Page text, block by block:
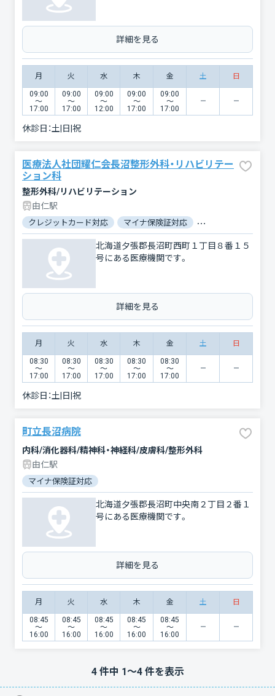
詳細を見る
月 火 水 木 金 土 日
09:00
〜
17:00
09:00
〜
17:00
09:00
〜
12:00
09:00
〜
17:00
09:00
〜
17:00
休診日：土|日|祝
医療法人社団耀仁会長沼整形外科・リハビリテー
ション科
整形外科/リハビリテーション
由仁駅
クレジットカード対応 マイナ保険証対応 駐車場あり
北海道夕張郡長沼町西町１丁目８番１５
号にある医療機関です。
詳細を見る
月 火 水 木 金 土 日
08:30
〜
17:00
08:30
〜
17:00
08:30
〜
17:00
08:30
〜
17:00
08:30
〜
17:00
休診日：土|日|祝
町立長沼病院
内科/消化器科/精神科・神経科/皮膚科/整形外科
由仁駅
マイナ保険証対応
北海道夕張郡長沼町中央南２丁目２番１
号にある医療機関です。
詳細を見る
月 火 水 木 金 土 日
08:45
〜
16:00
08:45
〜
16:00
08:45
〜
16:00
08:45
〜
16:00
08:45
〜
16:00
4件中 1〜4件を表示